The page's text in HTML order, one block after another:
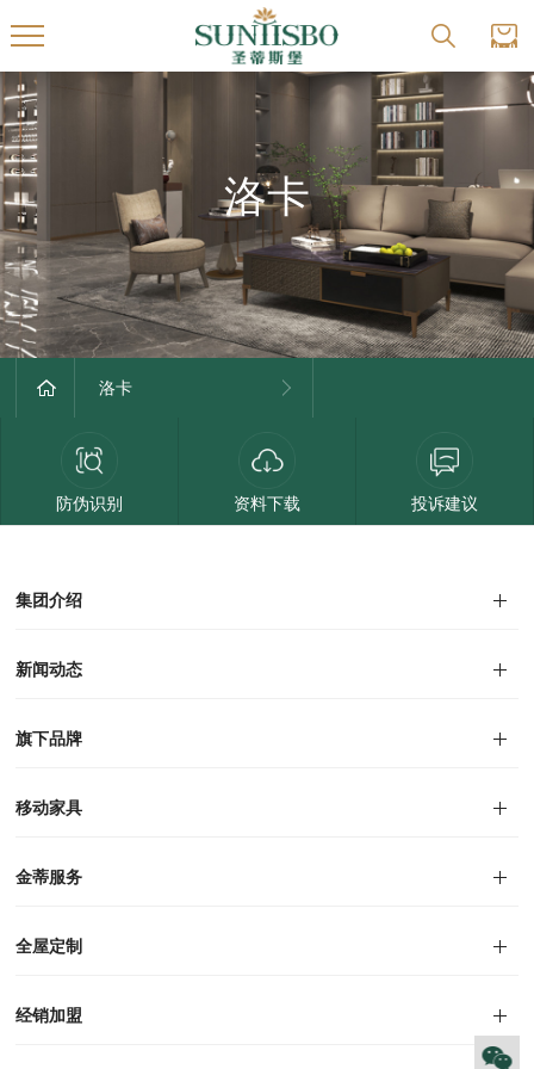
洛卡
洛卡
防伪识别 资料下载 投诉建议
集团介绍
集团介绍
企业文化
人才招聘
商学院
VR全景展厅
董事长介绍
新闻动态
旗下品牌
品牌文化
荣誉资质
产品专利
电子画册
移动家具
迪尚
西瑞
洛斯
里奥
洛卡
美舍
新古典
纯美
金蒂服务
售后服务
防伪识别
投诉建议
全屋定制
风格定制
空间定制
户型案例
材质展示
预约量尺
经销加盟